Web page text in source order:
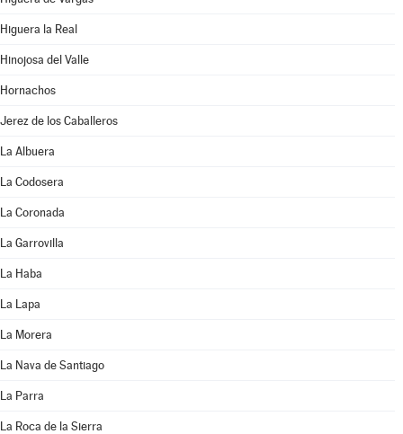
Higuera la Real
Hinojosa del Valle
Hornachos
Jerez de los Caballeros
La Albuera
La Codosera
La Coronada
La Garrovilla
La Haba
La Lapa
La Morera
La Nava de Santiago
La Parra
La Roca de la Sierra